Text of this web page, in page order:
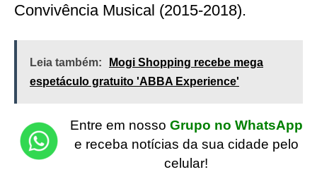
Convivência Musical (2015-2018).
Leia também:
Mogi Shopping recebe mega
espetáculo gratuito 'ABBA Experience'
Entre em nosso Grupo no WhatsApp
e receba notícias da sua cidade pelo
celular!